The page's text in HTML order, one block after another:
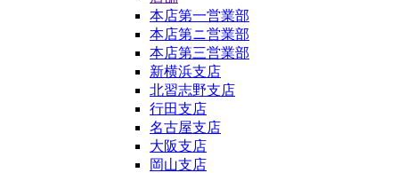
本店第一営業部
本店第ニ営業部
本店第三営業部
新横浜支店
北習志野支店
行田支店
名古屋支店
大阪支店
岡山支店